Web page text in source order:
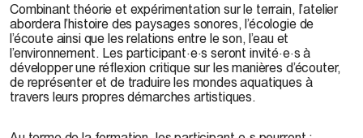
Combinant théorie et expérimentation sur le terrain, l’atelier
abordera l’histoire des paysages sonores, l’écologie de
l’écoute ainsi que les relations entre le son, l’eau et
l’environnement. Les participant·e·s seront invité·e·s à
développer une réflexion critique sur les manières d’écouter,
de représenter et de traduire les mondes aquatiques à
travers leurs propres démarches artistiques.